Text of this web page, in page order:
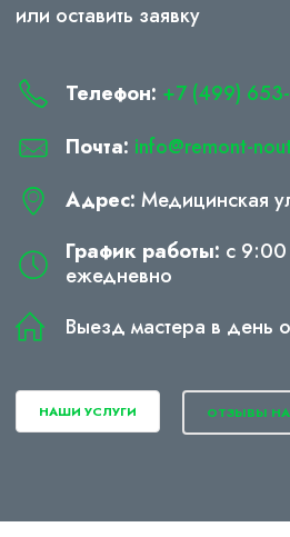
или оставить заявку
Телефон: +7 (499)
Почта: info@remont-
Адрес: Медицинская
График работы: с
ежедневно
Выезд мастера в день
НАШИ УСЛУГИ ОТЗЫВЫ